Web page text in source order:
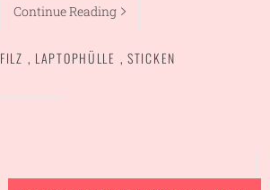
Continue Reading
FILZ , LAPTOPHÜLLE , STICKEN